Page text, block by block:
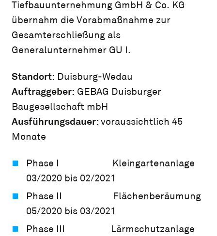
Tiefbauunternehmung GmbH & Co. KG
übernahm die Vorabmaßnahme zur
Gesamterschließung als
Generalunternehmer GU I.
Standort: Duisburg-Wedau
Auftraggeber: GEBAG Duisburger
Baugesellschaft mbH
Ausführungsdauer: voraussichtlich 45
Monate
Phase I Kleingartenanlage
03/2020 bis 02/2021
Phase II Flächenberäumung
05/2020 bis 03/2021
Phase III Lärmschutzanlage